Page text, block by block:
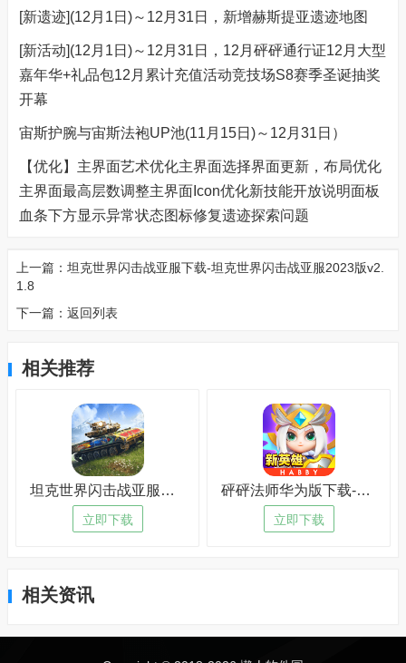
[新遗迹](12月1日)～12月31日，新增赫斯提亚遗迹地图
[新活动](12月1日)～12月31日，12月砰砰通行证12月大型
嘉年华+礼品包12月累计充值活动竞技场S8赛季圣诞抽奖
开幕
宙斯护腕与宙斯法袍UP池(11月15日)～12月31日）
【优化】主界面艺术优化主界面选择界面更新，布局优化
主界面最高层数调整主界面Icon优化新技能开放说明面板
血条下方显示异常状态图标修复遗迹探索问题
上一篇： 坦克世界闪击战亚服下载-坦克世界闪击战亚服2023版v2.
1.8
下一篇： 返回列表
相关推荐
坦克世界闪击战亚服下载-坦克世界闪击战亚服2023版v2.1.8
立即下载
砰砰法师华为版下载-砰砰法师华为版电脑版v5.1.1
立即下载
相关资讯